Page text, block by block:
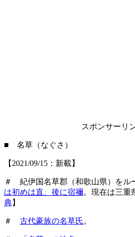
スポンサーリ
■ 名草（なぐさ）
【2021/09/15：新載】
＃ 紀伊国名草郡（和歌山県）をル
は初めは直、後に宿禰。現在は三重
典】
＃ 古代豪族の名草氏。